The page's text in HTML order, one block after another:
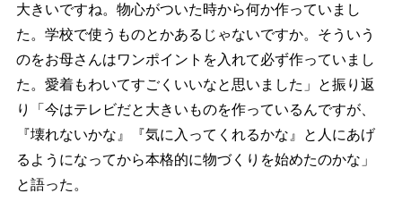
大きいですね。物心がついた時から何か作っていまし
た。学校で使うものとかあるじゃないですか。そういう
のをお母さんはワンポイントを入れて必ず作っていまし
た。愛着もわいてすごくいいなと思いました」と振り返
り「今はテレビだと大きいものを作っているんですが、
『壊れないかな』『気に入ってくれるかな』と人にあげ
るようになってから本格的に物づくりを始めたのかな」
と語った。